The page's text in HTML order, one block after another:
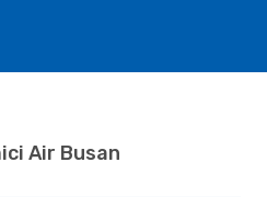
Air Busan